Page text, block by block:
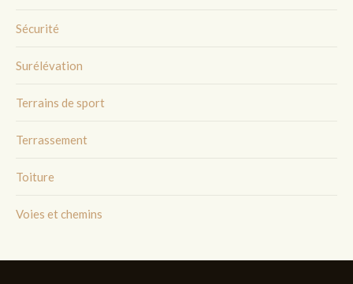
Sécurité
Surélévation
Terrains de sport
Terrassement
Toiture
Voies et chemins